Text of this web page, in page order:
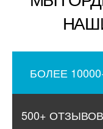
БОЛЕЕ
500+